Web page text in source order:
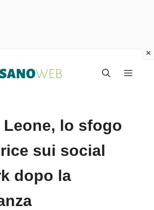
Menu
Leone, lo sfogo
sui social
dopo la